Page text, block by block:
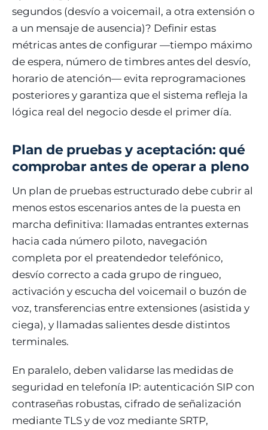
segundos (desvío a voicemail, a otra extensión o
a un mensaje de ausencia)? Definir estas
métricas antes de configurar —tiempo máximo
de espera, número de timbres antes del desvío,
horario de atención— evita reprogramaciones
posteriores y garantiza que el sistema refleja la
lógica real del negocio desde el primer día.
Plan de pruebas y aceptación: qué
comprobar antes de operar a pleno
Un plan de pruebas estructurado debe cubrir al
menos estos escenarios antes de la puesta en
marcha definitiva: llamadas entrantes externas
hacia cada número piloto, navegación
completa por el preatendedor telefónico,
desvío correcto a cada grupo de ringueo,
activación y escucha del voicemail o buzón de
voz, transferencias entre extensiones (asistida y
ciega), y llamadas salientes desde distintos
terminales.
En paralelo, deben validarse las medidas de
seguridad en telefonía IP: autenticación SIP con
contraseñas robustas, cifrado de señalización
mediante TLS y de voz mediante SRTP,